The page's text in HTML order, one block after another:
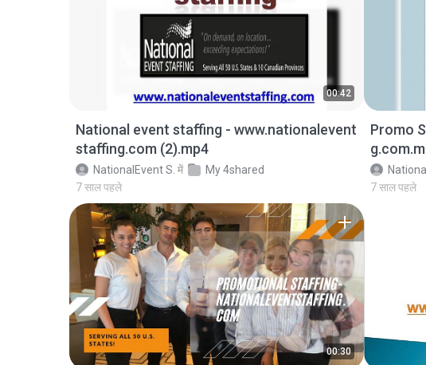
00:42
National event staffing - www.nationalevent
staffing.com (2).mp4
NationalEvent S. में
My 4shared
7 साल पहले
Promo
7 साल पहले
00:30